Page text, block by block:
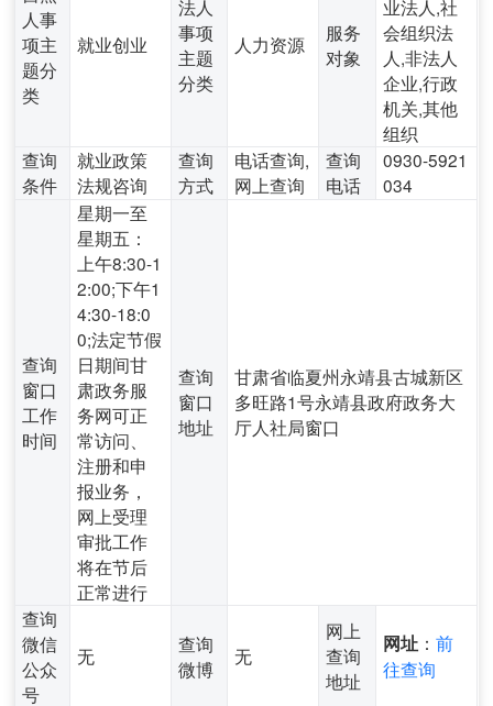
人事
项主
题分
类
就业创业
法人
事项
主题
分类
人力资源
服务
对象
业法人,社
会组织法
人,非法人
企业,行政
机关,其他
组织
查询
条件
就业政策
法规咨询
查询
方式
电话查询,
网上查询
查询
电话
0930-5921
034
查询
窗口
工作
时间
星期一至
星期五：
上午8:30-1
2:00;下午1
4:30-18:0
0;法定节假
日期间甘
肃政务服
务网可正
常访问、
注册和申
报业务，
网上受理
审批工作
将在节后
正常进行
查询
窗口
地址
甘肃省临夏州永靖县古城新区
多旺路1号永靖县政府政务大
厅人社局窗口
查询
微信
公众
号
无
查询
微博
无
网上
查询
地址
网址 ：前
往查询